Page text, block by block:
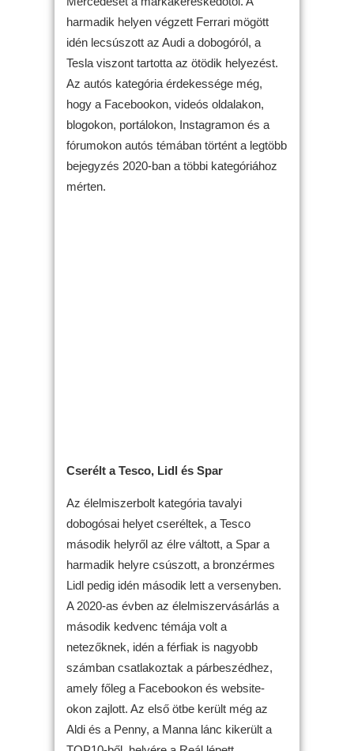
harmadik helyen végzett Ferrari mögött
idén lecsúszott az Audi a dobogóról, a
Tesla viszont tartotta az ötödik helyezést.
Az autós kategória érdekessége még,
hogy a Facebookon, videós oldalakon,
blogokon, portálokon, Instagramon és a
fórumokon autós témában történt a legtöbb
bejegyzés 2020-ban a többi kategóriához
mérten.
Cserélt a Tesco, Lidl és Spar
Az élelmiszerbolt kategória tavalyi
dobogósai helyet cseréltek, a Tesco
második helyről az élre váltott, a Spar a
harmadik helyre csúszott, a bronzérmes
Lidl pedig idén második lett a versenyben.
A 2020-as évben az élelmiszervásárlás a
második kedvenc témája volt a
netezőknek, idén a férfiak is nagyobb
számban csatlakoztak a párbeszédhez,
amely főleg a Facebookon és website-
okon zajlott. Az első ötbe került még az
Aldi és a Penny, a Manna lánc kikerült a